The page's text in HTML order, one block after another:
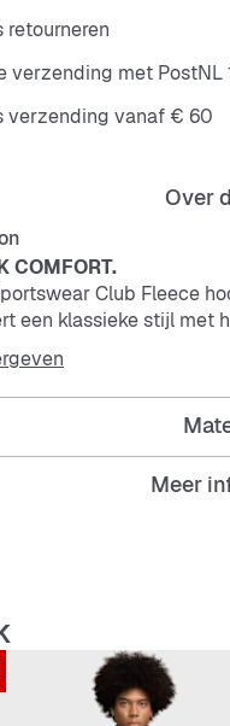
retourneren
verzending met PostNL
verzending vanaf € 60
Over
COMFORT.
Club Fleece
een klassieke stijl met
fleecemateriaal voelt
bedekking
met trekkoord biedt
Meer